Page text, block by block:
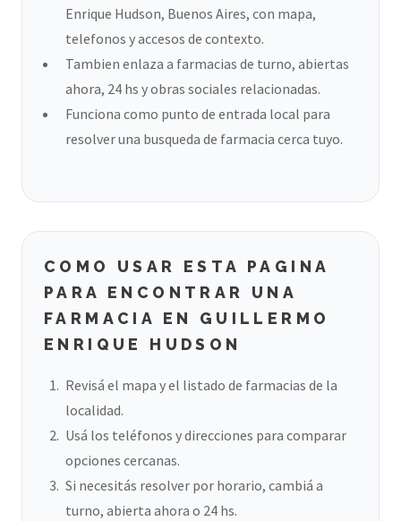
Enrique Hudson, Buenos Aires, con mapa,
telefonos y accesos de contexto.
Tambien enlaza a farmacias de turno, abiertas
ahora, 24 hs y obras sociales relacionadas.
Funciona como punto de entrada local para
resolver una busqueda de farmacia cerca tuyo.
COMO USAR ESTA PAGINA
PARA ENCONTRAR UNA
FARMACIA EN GUILLERMO
ENRIQUE HUDSON
Revisá el mapa y el listado de farmacias de la
localidad.
Usá los teléfonos y direcciones para comparar
opciones cercanas.
Si necesitás resolver por horario, cambiá a
turno, abierta ahora o 24 hs.